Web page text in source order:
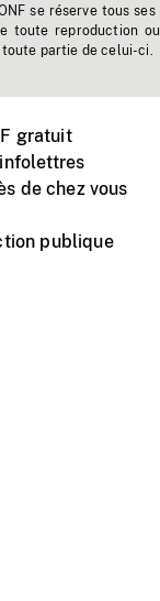
se réserve tous
toute reproduction
partie de celui-ci.
gratuit
de chez vous
publique